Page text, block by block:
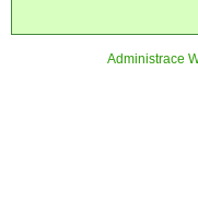
Administrace